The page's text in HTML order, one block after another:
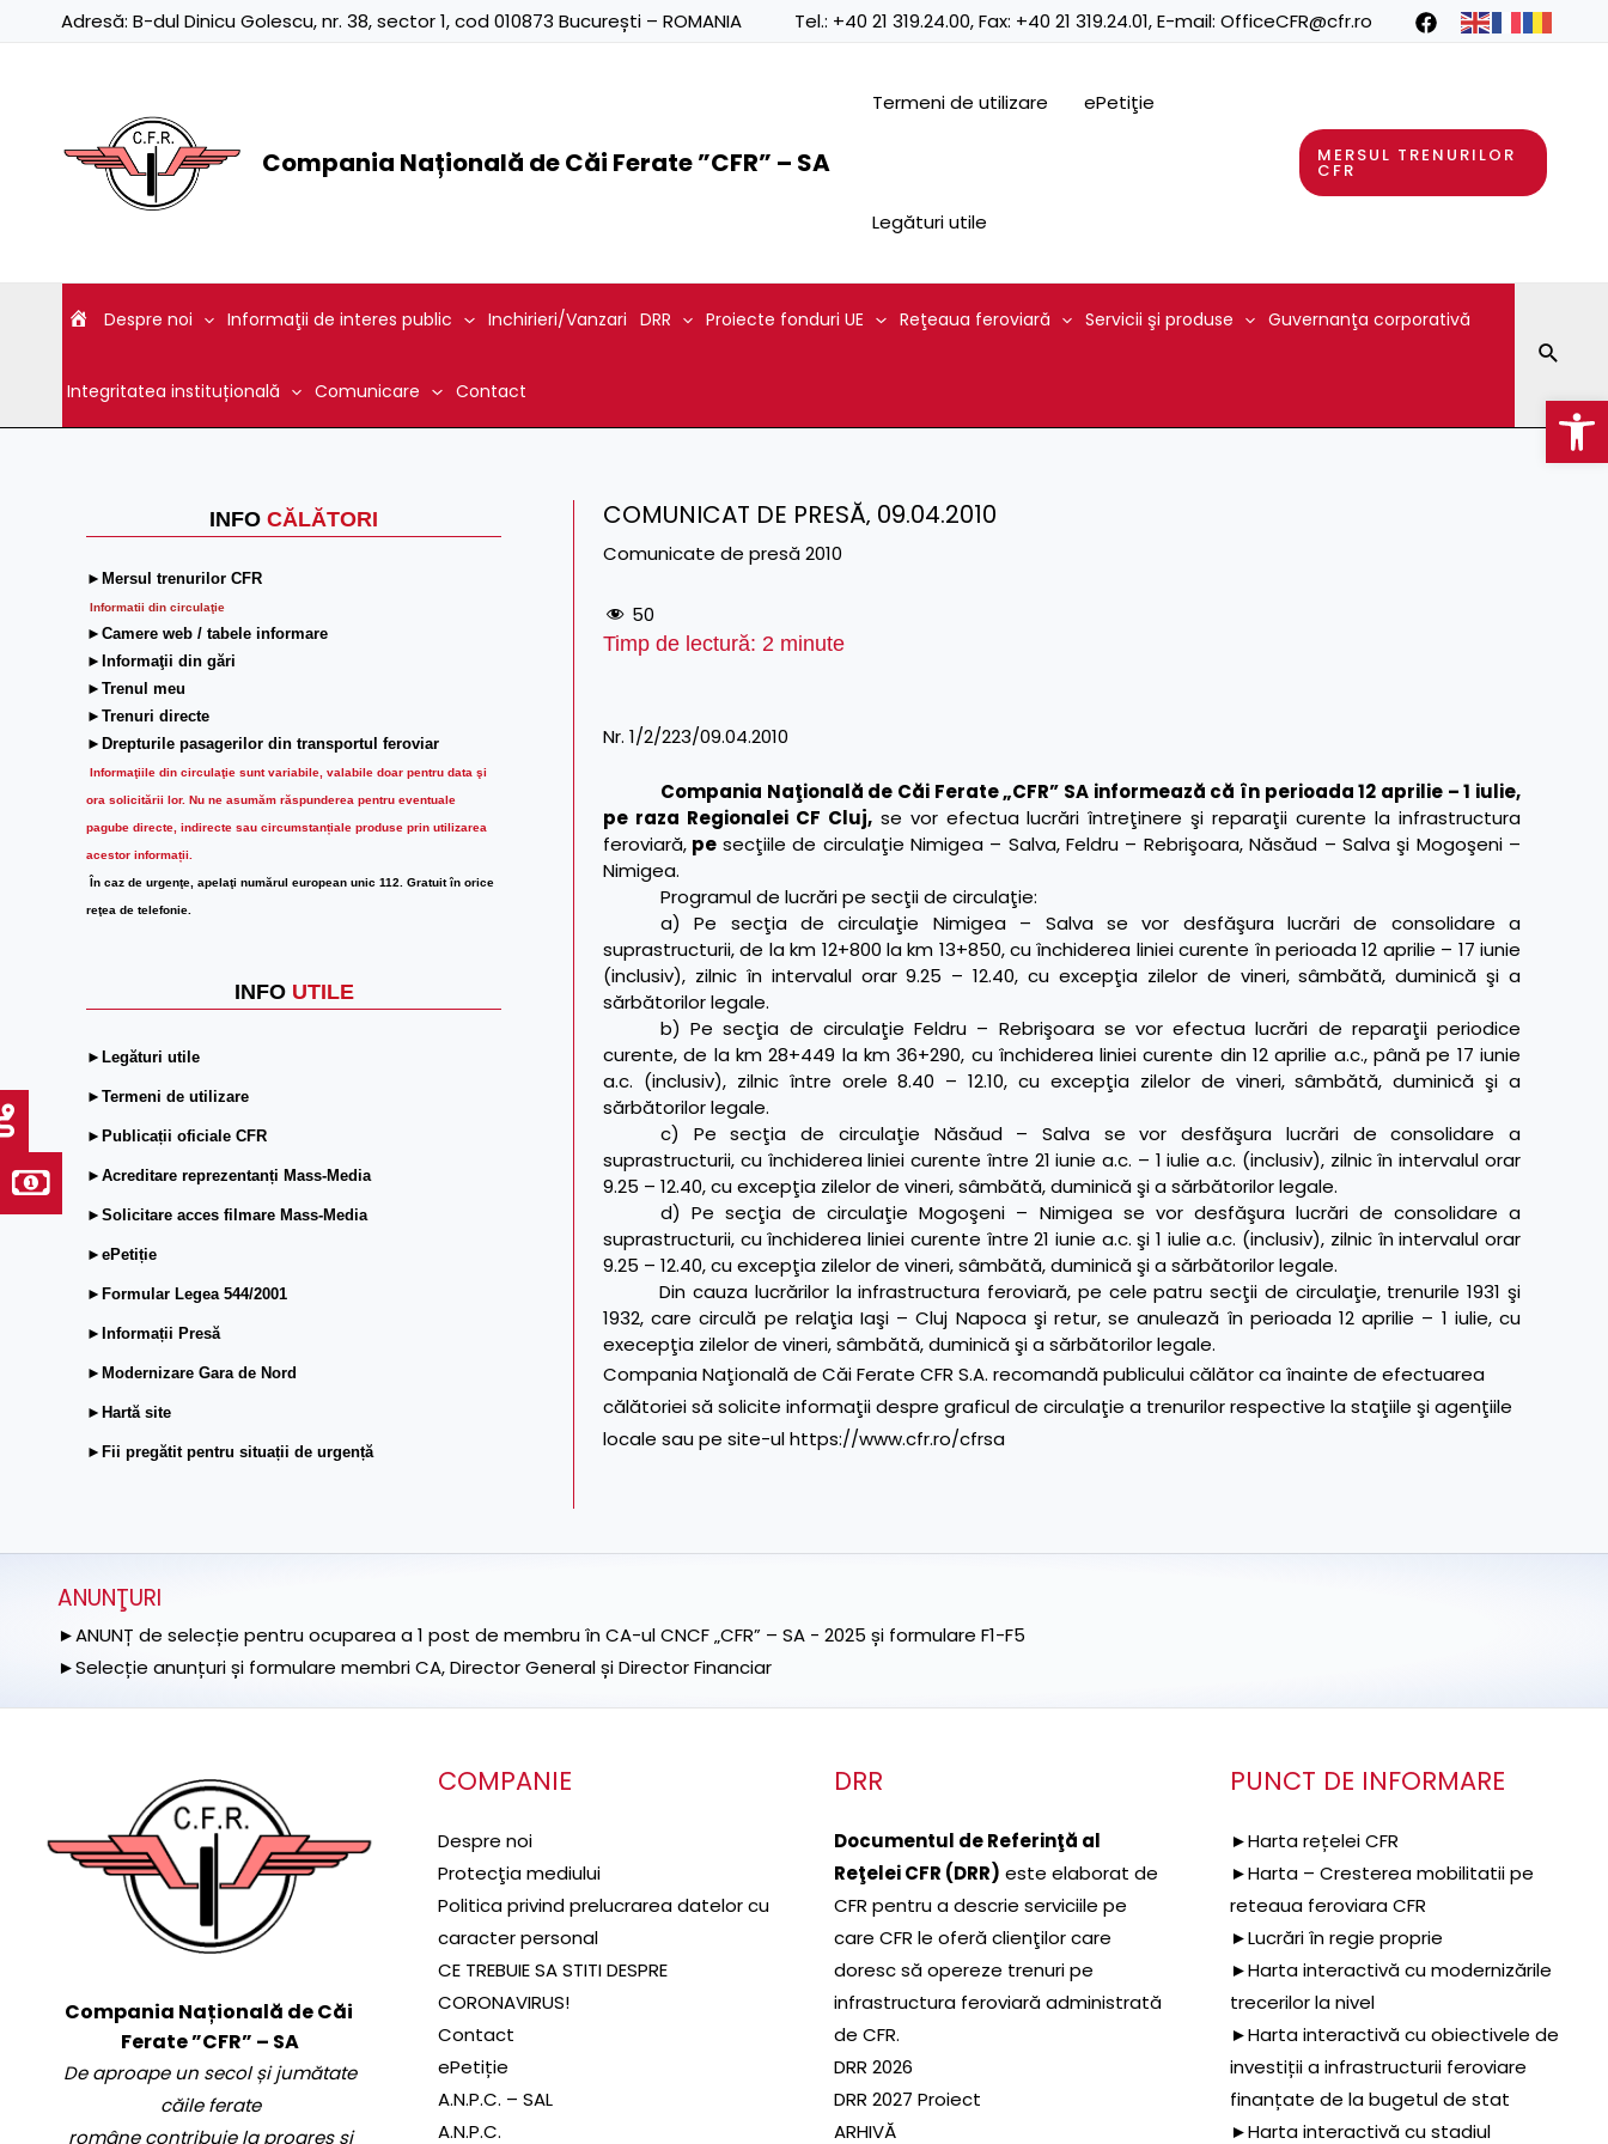
Adresă: B-dul Dinicu Golescu, nr. 38, sector 1, cod 010873 București – ROMANIA Tel.: +40 21 319.24.00, Fax: +40 21 319.24.01, E-mail: OfficeCFR@cfr.ro
Compania Națională de Căi Ferate ”CFR” – SA
Termeni de utilizare ePetiţie
Legături utile
MERSUL TRENURILOR
CFR
Despre noi Informaţii de interes public Inchirieri/Vanzari DRR Proiecte fonduri UE Reţeaua feroviară Servicii şi produse Guvernanţa corporativă
Integritatea instituțională Comunicare Contact
INFO CĂLĂTORI
►Mersul trenurilor CFR
Informatii din circulaţie
►Camere web / tabele informare
►Informaţii din gări
►Trenul meu
►Trenuri directe
►Drepturile pasagerilor din transportul feroviar
Informaţiile din circulaţie sunt variabile, valabile doar pentru data şi
ora solicitării lor. Nu ne asumăm răspunderea pentru eventuale
pagube directe, indirecte sau circumstanțiale produse prin utilizarea
acestor informații.
În caz de urgenţe, apelaţi numărul european unic 112. Gratuit în orice
reţea de telefonie.
INFO UTILE
►Legături utile
►Termeni de utilizare
►Publicații oficiale CFR
►Acreditare reprezentanți Mass-Media
►Solicitare acces filmare Mass-Media
►ePetiție
►Formular Legea 544/2001
►Informații Presă
►Modernizare Gara de Nord
►Hartă site
►Fii pregătit pentru situații de urgență
COMUNICAT DE PRESĂ‚ 09.04.2010
Comunicate de presă 2010
50
Timp de lectură: 2 minute
Nr. 1/2/223/09.04.2010
Compania Naţională de Căi Ferate „CFR” SA informează că în perioada 12 aprilie – 1 iulie,
pe raza Regionalei CF Cluj,se vor efectua lucrări întreţinere şi reparaţii curente la infrastructura
feroviară, pe secţiile de circulaţie Nimigea – Salva, Feldru – Rebrişoara, Năsăud – Salva şi Mogoşeni –
Nimigea.
Programul de lucrări pe secţii de circulaţie:
a) Pe secţia de circulaţie Nimigea – Salva se vor desfăşura lucrări de consolidare a
suprastructurii, de la km 12+800 la km 13+850, cu închiderea liniei curente în perioada 12 aprilie – 17 iunie
(inclusiv), zilnic în intervalul orar 9.25 – 12.40, cu excepţia zilelor de vineri, sâmbătă, duminică şi a
sărbătorilor legale.
b) Pe secţia de circulaţie Feldru – Rebrişoara se vor efectua lucrări de reparaţii periodice
curente, de la km 28+449 la km 36+290, cu închiderea liniei curente din 12 aprilie a.c., până pe 17 iunie
a.c. (inclusiv), zilnic între orele 8.40 – 12.10, cu excepţia zilelor de vineri, sâmbătă, duminică şi a
sărbătorilor legale.
c) Pe secţia de circulaţie Năsăud – Salva se vor desfăşura lucrări de consolidare a
suprastructurii, cu închiderea liniei curente între 21 iunie a.c. – 1 iulie a.c. (inclusiv), zilnic în intervalul orar
9.25 – 12.40, cu excepţia zilelor de vineri, sâmbătă, duminică şi a sărbătorilor legale.
d) Pe secţia de circulaţie Mogoşeni – Nimigea se vor desfăşura lucrări de consolidare a
suprastructurii, cu închiderea liniei curente între 21 iunie a.c. şi 1 iulie a.c. (inclusiv), zilnic în intervalul orar
9.25 – 12.40, cu excepţia zilelor de vineri, sâmbătă, duminică şi a sărbătorilor legale.
Din cauza lucrărilor la infrastructura feroviară, pe cele patru secţii de circulaţie, trenurile 1931 şi
1932, care circulă pe relaţia Iaşi – Cluj Napoca şi retur, se anulează în perioada 12 aprilie – 1 iulie, cu
execepţia zilelor de vineri, sâmbătă, duminică şi a sărbătorilor legale.
Compania Naţională de Căi Ferate CFR S.A. recomandă publicului călător ca înainte de efectuarea
călătoriei să solicite informaţii despre graficul de circulaţie a trenurilor respective la staţiile şi agenţiile
locale sau pe site-ulhttps://www.cfr.ro/cfrsa
ANUNŢURI
►ANUNȚ de selecție pentru ocuparea a 1 post de membru în CA-ul CNCF „CFR” – SA - 2025 și formulare F1-F5
►Selecție anunțuri și formulare membri CA, Director General și Director Financiar
Compania Națională de Căi
Ferate ”CFR” – SA
De aproape un secol și jumătate
căile ferate
române contribuie la progres și
COMPANIE
Despre noi
Protecţia mediului
Politica privind prelucrarea datelor cu
caracter personal
CE TREBUIE SA STITI DESPRE
CORONAVIRUS!
Contact
ePetiție
A.N.P.C. – SAL
A.N.P.C.
DRR
Documentul de Referinţă al
Reţelei CFR (DRR) este elaborat de
CFR pentru a descrie serviciile pe
care CFR le oferă clienţilor care
doresc să opereze trenuri pe
infrastructura feroviară administrată
de CFR.
DRR 2026
DRR 2027 Proiect
ARHIVĂ
PUNCT DE INFORMARE
►Harta rețelei CFR
►Harta – Cresterea mobilitatii pe
reteaua feroviara CFR
►Lucrări în regie proprie
►Harta interactivă cu modernizările
trecerilor la nivel
►Harta interactivă cu obiectivele de
investiții a infrastructurii feroviare
finanțate de la bugetul de stat
►Harta interactivă cu stadiul